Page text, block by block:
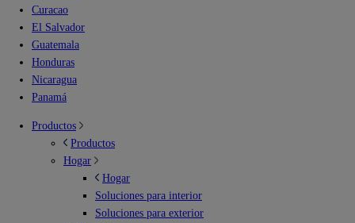
Curacao
El Salvador
Guatemala
Honduras
Nicaragua
Panamá
Productos
Productos
Hogar
Hogar
Soluciones para interior
Soluciones para exterior